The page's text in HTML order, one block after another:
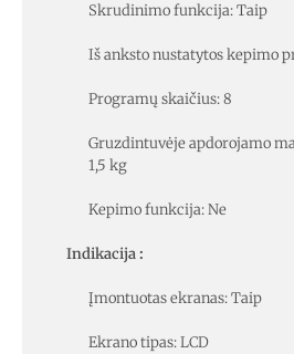
Skrudinimo funkcija: Taip
Iš anksto nustatytos kepimo
Programų skaičius: 8
Gruzdintuvėje apdorojamo
1,5 kg
Kepimo funkcija: Ne
Indikacija:
Įmontuotas ekranas: Taip
Ekrano tipas: LCD